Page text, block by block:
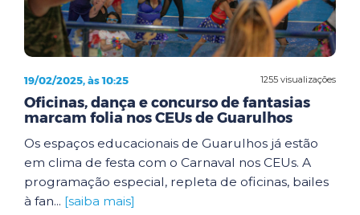
1255 visualizações
19/02/2025, às 10:25
Oficinas, dança e concurso de fantasias
marcam folia nos CEUs de Guarulhos
Os espaços educacionais de Guarulhos já estão
em clima de festa com o Carnaval nos CEUs. A
programação especial, repleta de oficinas, bailes
à fan... [saiba mais]